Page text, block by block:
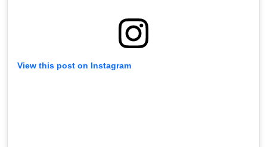
View this post on Instagram